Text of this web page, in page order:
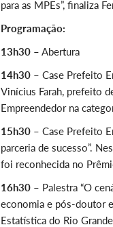
para as MPEs”, finaliza
Programação:
13h30 – Abertura
14h30 – Case Prefeito
Vinícius Farah, prefeito
Empreendedor na
15h30 – Case Prefeito
parceria de sucesso”.
foi reconhecida no
16h30 – Palestra “O
economia e pós-doutor
Estatística do Rio